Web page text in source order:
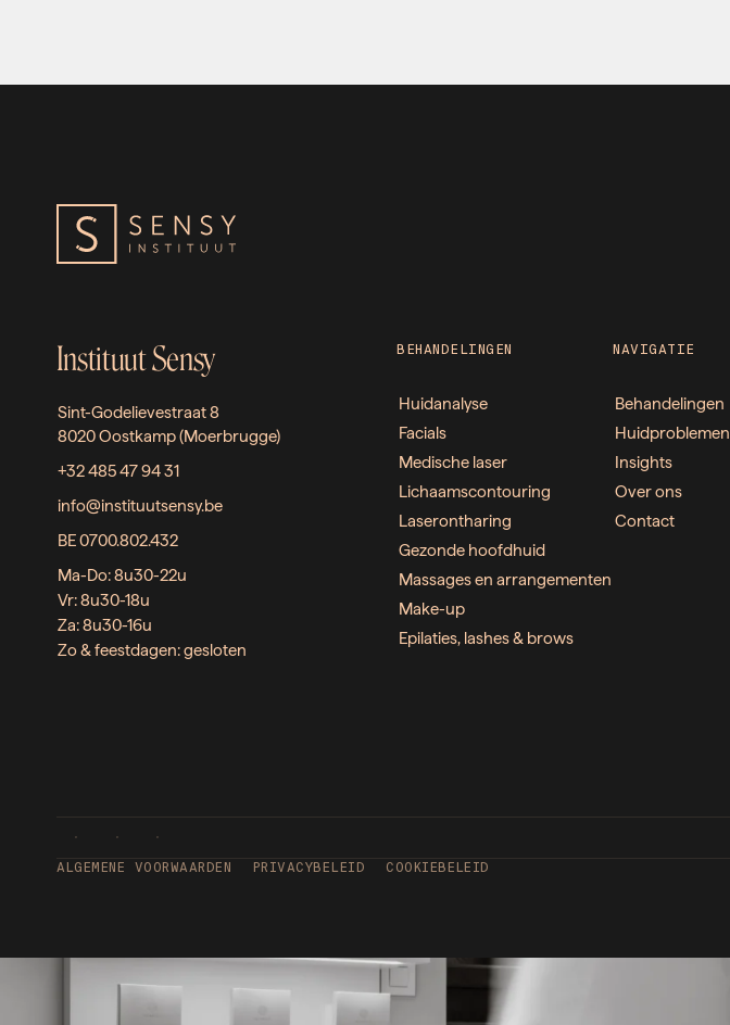
Instituut Sensy
Sint-Godelievestraat 8
8020 Oostkamp (Moerbrugge)
+32 485 47 94 31
info@instituutsensy.be
BE 0700.802.432
Ma-Do: 8u30-22u
Vr: 8u30-18u
Za: 8u30-16u
Zo & feestdagen: gesloten
BEHANDELINGEN
Huidanalyse
Facials
Medische laser
Lichaamscontouring
Laserontharing
Gezonde hoofdhuid
Massages en arrangementen
Make-up
Epilaties, lashes & brows
NAVIGATIE
Behandelingen
Huidproblemen
Insights
Over ons
Contact
ALGEMENE VOORWAARDEN PRIVACYBELEID COOKIEBELEID